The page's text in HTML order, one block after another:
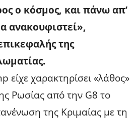
ο κόσμος, και πάνω απ’
ανακουφιστεί»,
της
είχε χαρακτηρίσει «λάθος»
Ρωσίας από την G8 το
της Κριμαίας με τη